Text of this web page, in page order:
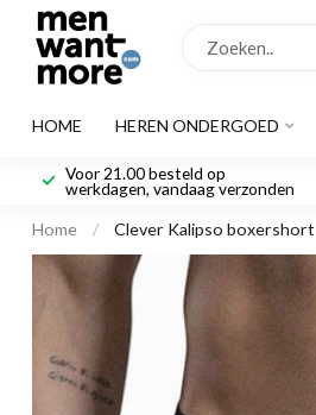
HOME HEREN ONDERGOED
Voor 21.00 besteld op
werkdagen, vandaag verzonden
Home / Clever Kalipso boxershort